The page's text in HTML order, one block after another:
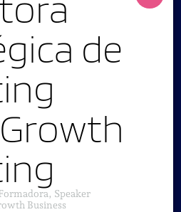
de
Speaker
Business